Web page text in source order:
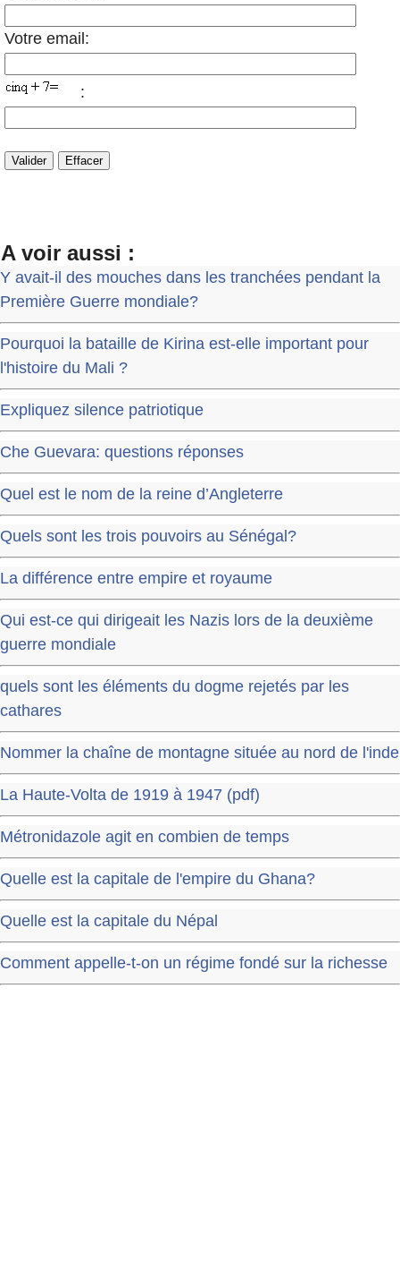
Votre email:
:
A voir aussi :
Y avait-il des mouches dans les tranchées pendant la
Première Guerre mondiale?
Pourquoi la bataille de Kirina est-elle important pour
l'histoire du Mali ?
Expliquez silence patriotique
Che Guevara: questions réponses
Quel est le nom de la reine d’Angleterre
Quels sont les trois pouvoirs au Sénégal?
La différence entre empire et royaume
Qui est-ce qui dirigeait les Nazis lors de la deuxième
guerre mondiale
quels sont les éléments du dogme rejetés par les
cathares
Nommer la chaîne de montagne située au nord de l'inde
La Haute-Volta de 1919 à 1947 (pdf)
Métronidazole agit en combien de temps
Quelle est la capitale de l'empire du Ghana?
Quelle est la capitale du Népal
Comment appelle-t-on un régime fondé sur la richesse